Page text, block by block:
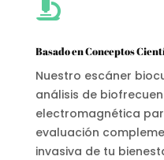

Basado en Conceptos
Nuestro escáner
análisis de
electromagnética
evaluación
invasiva de tu